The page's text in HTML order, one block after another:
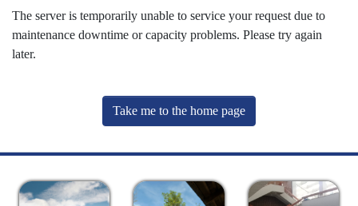
The server is temporarily unable to service your request due to
maintenance downtime or capacity problems. Please try again
later.
Take me to the home page